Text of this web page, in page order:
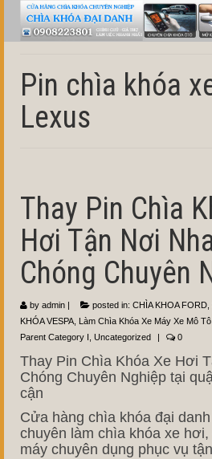
Pin chìa khóa
Lexus
Thay Pin Chìa
Hơi Tận Nơi
Chóng Chuyên
by admin | posted in: CHÌA KHOA FORD
KHÓA VESPA Làm Chìa Khóa Xe Máy Xe Mô
Parent Category I Uncategorized | 0
Thay Pin Chìa Khóa Xe Hơi
Chóng Chuyên Nghiệp tại
cận
Cửa hàng chìa khóa đại
chuyên làm chìa khóa xe
máy chuyên dụng phục vụ